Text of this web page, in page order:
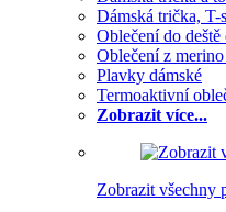
Dámská trička, T-
Oblečení do deště
Oblečení z
Plavky dámské
Termoaktivní
Zobrazit více...
Zobrazit všechny